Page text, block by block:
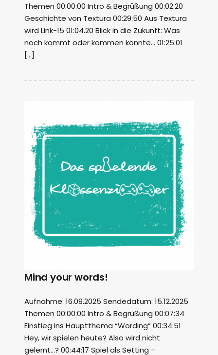
Themen 00:00:00 Intro & Begrüßung 00:02:20
Geschichte von Textura 00:29:50 Aus Textura
wird Link-15 01:04.20 Blick in die Zukunft: Was
noch kommt oder kommen könnte… 01:25:01
[…]
Mind your words!
Aufnahme: 16.09.2025 Sendedatum: 15.12.2025
Themen 00:00:00 Intro & Begrüßung 00:07:34
Einstieg ins Hauptthema “Wording” 00:34:51
Hey, wir spielen heute? Also wird nicht
gelernt…? 00:44:17 Spiel als Setting –